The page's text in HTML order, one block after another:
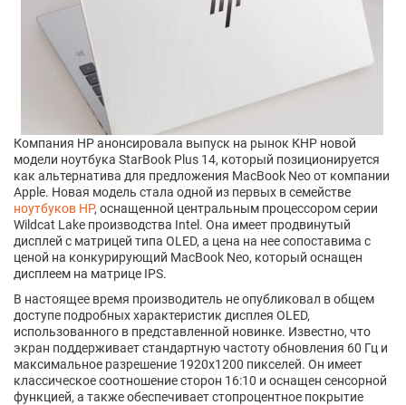
Компания HP анонсировала выпуск на рынок КНР новой
модели ноутбука StarBook Plus 14, который позиционируется
как альтернатива для предложения MacBook Neo от компании
Apple. Новая модель стала одной из первых в семействе
ноутбуков HP, оснащенной центральным процессором серии
Wildcat Lake производства Intel. Она имеет продвинутый
дисплей с матрицей типа OLED, а цена на нее сопоставима с
ценой на конкурирующий MacBook Neo, который оснащен
дисплеем на матрице IPS.
В настоящее время производитель не опубликовал в общем
доступе подробных характеристик дисплея OLED,
использованного в представленной новинке. Известно, что
экран поддерживает стандартную частоту обновления 60 Гц и
максимальное разрешение 1920х1200 пикселей. Он имеет
классическое соотношение сторон 16:10 и оснащен сенсорной
функцией, а также обеспечивает стопроцентное покрытие